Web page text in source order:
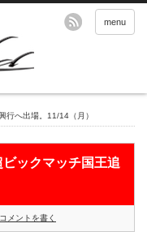
menu
行へ出場。11/14（月）
ビックマッチ国王追
コメントを書く